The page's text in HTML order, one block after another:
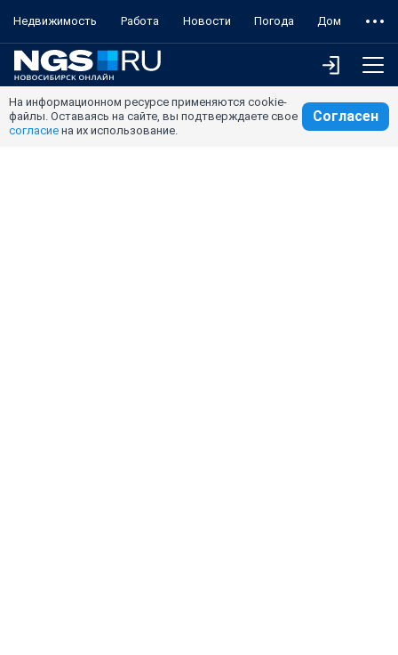
Недвижимость Работа Новости Погода Дом
На информационном ресурсе применяются cookie-
файлы. Оставаясь на сайте, вы подтверждаете свое
согласие на их использование.
Согласен